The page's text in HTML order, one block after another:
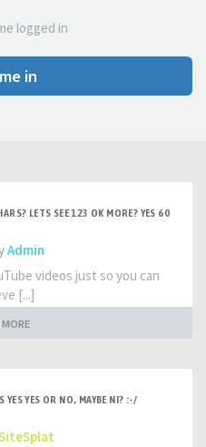
logged in
in
LETS SEE 123 OK MORE? YES 60
Admin
videos just so you can
[...]
MORE
YES YES OR NO, MAYBE NI? :-/